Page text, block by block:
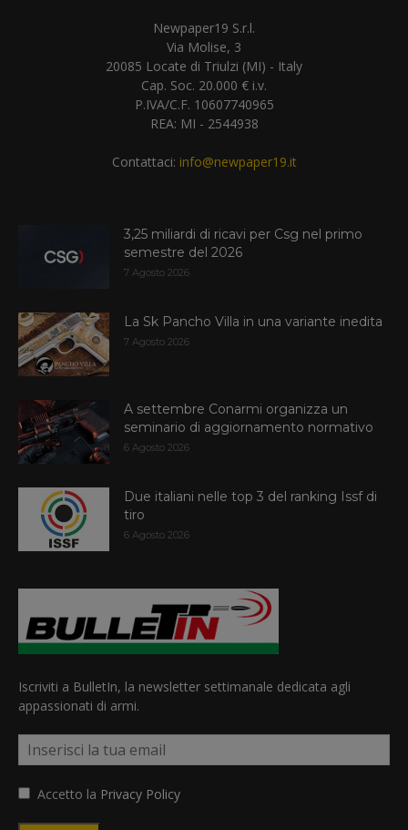
Newpaper19 S.r.l.
Via Molise, 3
20085 Locate di Triulzi (MI) - Italy
Cap. Soc. 20.000 € i.v.
P.IVA/C.F. 10607740965
REA: MI - 2544938
Contattaci: info@newpaper19.it
3,25 miliardi di ricavi per Csg nel primo
semestre del 2026
7 Agosto 2026
La Sk Pancho Villa in una variante inedita
7 Agosto 2026
A settembre Conarmi organizza un
seminario di aggiornamento normativo
6 Agosto 2026
Due italiani nelle top 3 del ranking Issf di
tiro
6 Agosto 2026
Iscriviti a BulletIn, la newsletter settimanale dedicata agli
appassionati di armi.
Accetto la Privacy Policy